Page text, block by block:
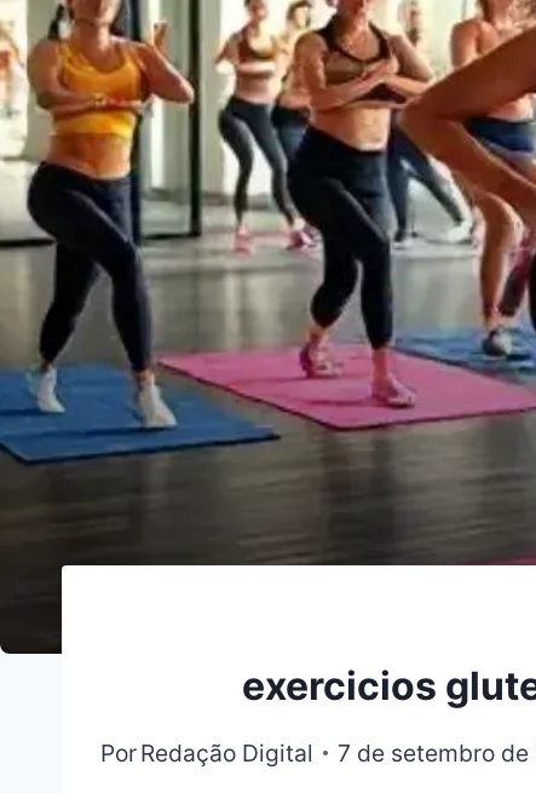
exercicios
PorRedação Digital 7 de setembro